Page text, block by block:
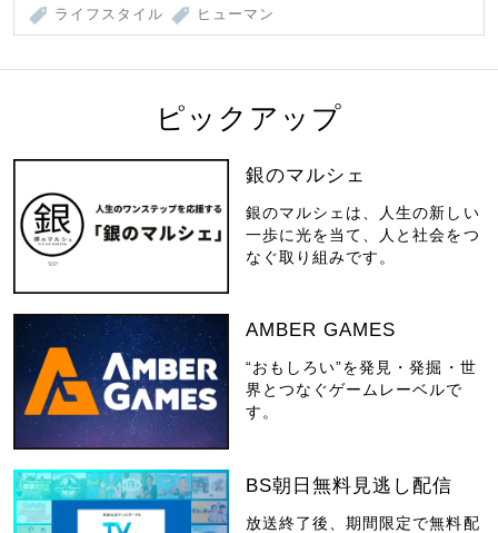
ライフスタイル ヒューマン
ピックアップ
銀のマルシェ
銀のマルシェは、人生の新しい
一歩に光を当て、人と社会をつ
なぐ取り組みです。
AMBER GAMES
“おもしろい”を発見・発掘・世
界とつなぐゲームレーベルで
す。
BS朝日無料見逃し配信
放送終了後、期間限定で無料配